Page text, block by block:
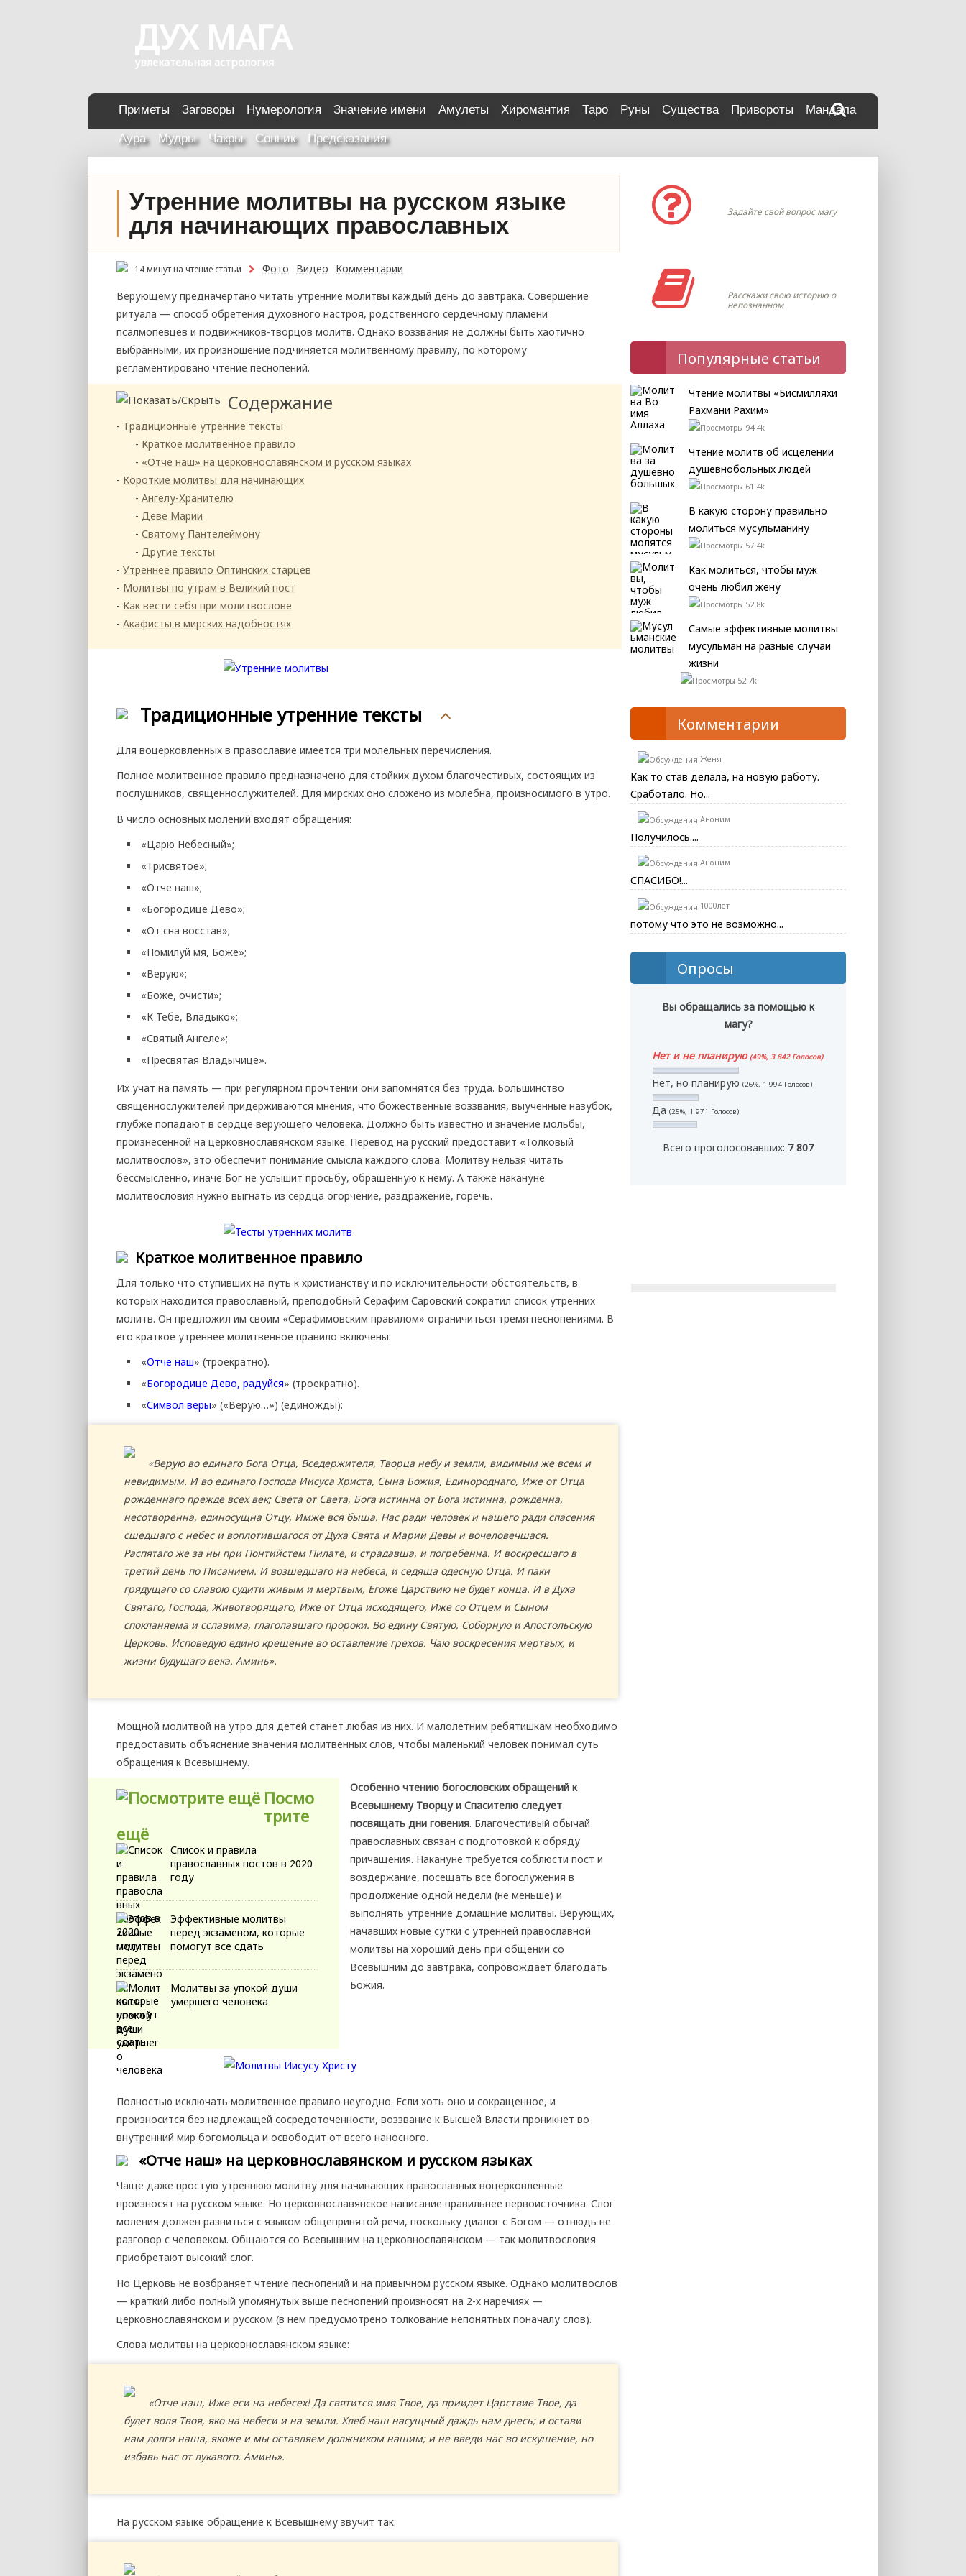
ДУХ МАГА
увлекательная астрология
Приметы Заговоры Нумерология Значение имени Амулеты Хиромантия Таро Руны Существа Привороты Мандала
Аура Мудры Чакры Сонник Предсказания
Утренние молитвы на русском языке
для начинающих православных
14 минут на чтение статьи Фото Видео
Комментарии
Верующему предначертано читать утренние молитвы каждый день до завтрака. Совершение
ритуала — способ обретения духовного настроя, родственного сердечному пламени
псалмопевцев и подвижников-творцов молитв. Однако воззвания не должны быть хаотично
выбранными, их произношение подчиняется молитвенному правилу, по которому
регламентировано чтение песнопений.
Содержание
Традиционные утренние тексты
Краткое молитвенное правило
«Отче наш» на церковнославянском и русском языках
Короткие молитвы для начинающих
Ангелу-Хранителю
Деве Марии
Святому Пантелеймону
Другие тексты
Утреннее правило Оптинских старцев
Молитвы по утрам в Великий пост
Как вести себя при молитвослове
Акафисты в мирских надобностях
Традиционные утренние тексты
Для воцерковленных в православие имеется три молельных перечисления.
Полное молитвенное правило предназначено для стойких духом благочестивых, состоящих из
послушников, священнослужителей. Для мирских оно сложено из молебна, произносимого в утро.
В число основных молений входят обращения:
«Царю Небесный»;
«Трисвятое»;
«Отче наш»;
«Богородице Дево»;
«От сна восстав»;
«Помилуй мя, Боже»;
«Верую»;
«Боже, очисти»;
«К Тебе, Владыко»;
«Святый Ангеле»;
«Пресвятая Владычице».
Их учат на память — при регулярном прочтении они запомнятся без труда. Большинство
священнослужителей придерживаются мнения, что божественные воззвания, выученные назубок,
глубже попадают в сердце верующего человека. Должно быть известно и значение мольбы,
произнесенной на церковнославянском языке. Перевод на русский предоставит «Толковый
молитвослов», это обеспечит понимание смысла каждого слова. Молитву нельзя читать
бессмысленно, иначе Бог не услышит просьбу, обращенную к нему. А также накануне
молитвословия нужно выгнать из сердца огорчение, раздражение, горечь.
Краткое молитвенное правило
Для только что ступивших на путь к христианству и по исключительности обстоятельств, в
которых находится православный, преподобный Серафим Саровский сократил список утренних
молитв. Он предложил им своим «Серафимовским правилом» ограничиться тремя песнопениями. В
его краткое утреннее молитвенное правило включены:
«Отче наш» (троекратно).
«Богородице Дево, радуйся» (троекратно).
«Символ веры» («Верую…») (единожды):
«Верую во единаго Бога Отца, Вседержителя, Творца небу и земли, видимым же всем и
невидимым. И во единаго Господа Иисуса Христа, Сына Божия, Единороднаго, Иже от Отца
рожденнаго прежде всех век; Света от Света, Бога истинна от Бога истинна, рожденна,
несотворенна, единосущна Отцу, Имже вся быша. Нас ради человек и нашего ради спасения
сшедшаго с небес и воплотившагося от Духа Свята и Марии Девы и вочеловечшася.
Распятаго же за ны при Понтийстем Пилате, и страдавша, и погребенна. И воскресшаго в
третий день по Писанием. И возшедшаго на небеса, и седяща одесную Отца. И паки
грядущаго со славою судити живым и мертвым, Егоже Царствию не будет конца. И в Духа
Святаго, Господа, Животворящаго, Иже от Отца исходящего, Иже со Отцем и Сыном
спокланяема и сславима, глаголавшаго пророки. Во едину Святую, Соборную и Апостольскую
Церковь. Исповедую едино крещение во оставление грехов. Чаю воскресения мертвых, и
жизни будущаго века. Аминь».
Мощной молитвой на утро для детей станет любая из них. И малолетним ребятишкам необходимо
предоставить объяснение значения молитвенных слов, чтобы маленький человек понимал суть
обращения к Всевышнему.
Посмо
трите
ещё
Список и правила
православных постов в 2020
году
Эффективные молитвы
перед экзаменом, которые
помогут все сдать
Молитвы за упокой души
умершего человека
Особенно чтению богословских обращений к
Всевышнему Творцу и Спасителю следует
посвящать дни говения. Благочестивый обычай
православных связан с подготовкой к обряду
причащения. Накануне требуется соблюсти пост и
воздержание, посещать все богослужения в
продолжение одной недели (не меньше) и
выполнять утренние домашние молитвы. Верующих,
начавших новые сутки с утренней православной
молитвы на хороший день при общении со
Всевышним до завтрака, сопровождает благодать
Божия.
Полностью исключать молитвенное правило неугодно. Если хоть оно и сокращенное, и
произносится без надлежащей сосредоточенности, воззвание к Высшей Власти проникнет во
внутренний мир богомольца и освободит от всего наносного.
«Отче наш» на церковнославянском и русском языках
Чаще даже простую утреннюю молитву для начинающих православных воцерковленные
произносят на русском языке. Но церковнославянское написание правильнее первоисточника. Слог
моления должен разниться с языком общепринятой речи, поскольку диалог с Богом — отнюдь не
разговор с человеком. Общаются со Всевышним на церковнославянском — так молитвословия
приобретают высокий слог.
Но Церковь не возбраняет чтение песнопений и на привычном русском языке. Однако молитвослов
— краткий либо полный упомянутых выше песнопений произносят на 2-х наречиях —
церковнославянском и русском (в нем предусмотрено толкование непонятных поначалу слов).
Слова молитвы на церковнославянском языке:
«Отче наш, Иже еси на небесех! Да святится имя Твое, да приидет Царствие Твое, да
будет воля Твоя, яко на небеси и на земли. Хлеб наш насущный даждь нам днесь; и остави
нам долги наша, якоже и мы оставляем должником нашим; и не введи нас во искушение, но
избавь нас от лукавого. Аминь».
На русском языке обращение к Всевышнему звучит так:
Задайте свой вопрос магу
Расскажи свою историю о
непознанном
Популярные статьи
Чтение молитвы «Бисмилляхи
Рахмани Рахим»
94.4k
Чтение молитв об исцелении
душевнобольных людей
61.4k
В какую сторону правильно
молиться мусульманину
57.4k
Как молиться, чтобы муж
очень любил жену
52.8k
Самые эффективные молитвы
мусульман на разные случаи
жизни
52.7k
Комментарии
Женя
Как то став делала, на новую работу.
Сработало. Но...
Аноним
Получилось....
Аноним
СПАСИБО!...
1000лет
потому что это не возможно...
Опросы
Вы обращались за помощью к
магу?
Нет и не планирую(49%, 3 842 Голосов)
Нет, но планирую (26%, 1 994 Голосов)
Да (25%, 1 971 Голосов)
Всего проголосовавших: 7 807